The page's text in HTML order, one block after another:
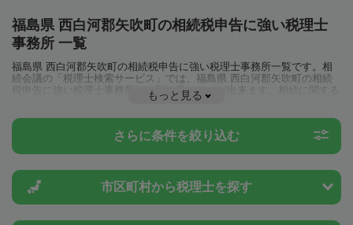
福島県 西白河郡矢吹町の相続税申告に強い税理士
事務所 一覧
福島県 西白河郡矢吹町の相続税申告に強い税理士事務所一覧です。相
続会議の「税理士検索サービス」では、福島県 西白河郡矢吹町の相続
税申告に強い税理士事務所を一覧で見ることが出来ます。相続に関する
税金や特例制度のことは一度近隣の税理士に相談してみましょう。
もっと見る
さらに条件を絞り込む
市区町村から税理士を探す